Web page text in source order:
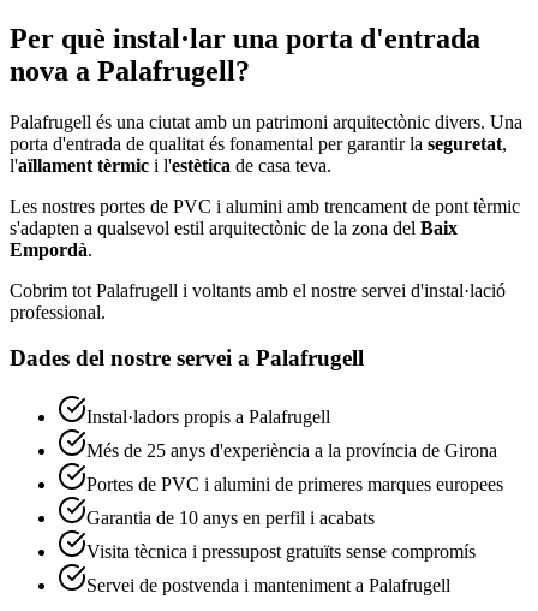
Per què instal·lar una porta d'entrada
nova a Palafrugell?
Palafrugell és una ciutat amb un patrimoni arquitectònic divers. Una
porta d'entrada de qualitat és fonamental per garantir la seguretat,
l'aïllament tèrmic i l'estètica de casa teva.
Les nostres portes de PVC i alumini amb trencament de pont tèrmic
s'adapten a qualsevol estil arquitectònic de la zona del Baix
Empordà.
Cobrim tot Palafrugell i voltants amb el nostre servei d'instal·lació
professional.
Dades del nostre servei a Palafrugell
Instal·ladors propis a Palafrugell
Més de 25 anys d'experiència a la província de Girona
Portes de PVC i alumini de primeres marques europees
Garantia de 10 anys en perfil i acabats
Visita tècnica i pressupost gratuïts sense compromís
Servei de postvenda i manteniment a Palafrugell